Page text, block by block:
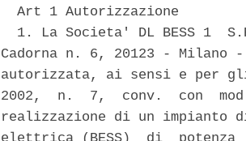
  Art 1 Autorizzazione
1. La Societa' DL BESS 1
Cadorna n. 6, 20123 -
autorizzata, ai sensi e per
2002,  n.  7,  conv.  con
realizzazione di un impianto